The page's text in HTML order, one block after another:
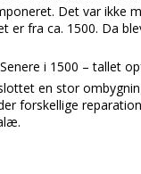
Det var ikke
er fra ca. 1500. Da
i 1500 – tallet
en stor
forskellige